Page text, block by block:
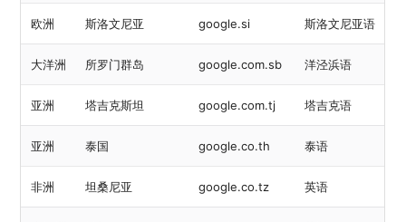
欧洲 斯洛文尼亚 google.si 斯洛文尼亚语
大洋洲 所罗门群岛 google.com.sb 洋泾浜语
亚洲 塔吉克斯坦 google.com.tj 塔吉克语
亚洲 泰国 google.co.th 泰语
非洲 坦桑尼亚 google.co.tz 英语